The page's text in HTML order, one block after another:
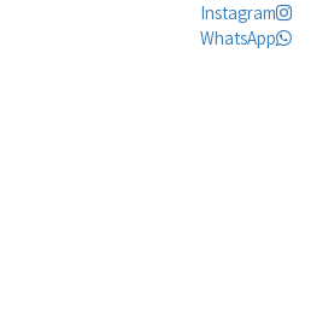
Instagram
WhatsApp